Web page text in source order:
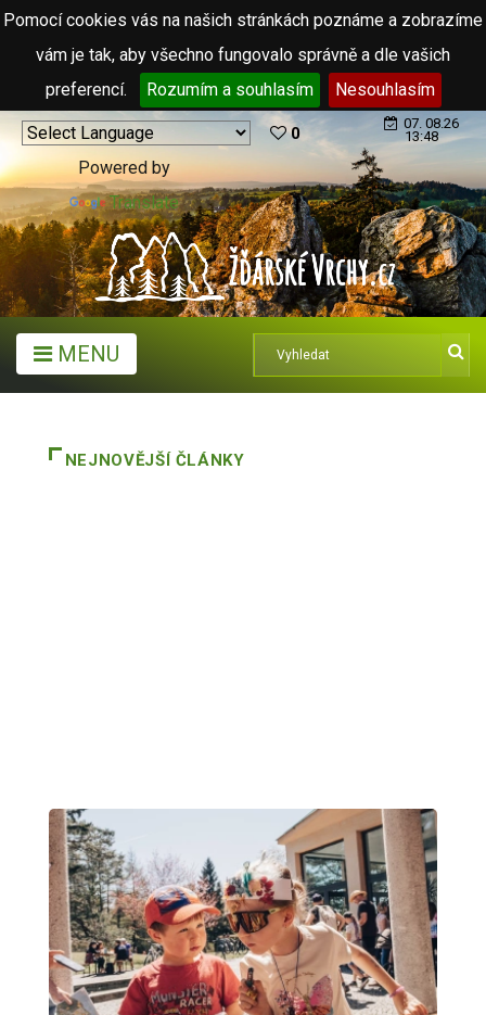
Pomocí cookies vás na našich stránkách poznáme a zobrazíme
vám je tak, aby všechno fungovalo správně a dle vašich
preferencí.
Rozumím a souhlasím Nesouhlasím
Powered by
Translate
0
07. 08.26
13:48
MENU
NEJNOVĚJŠÍ ČLÁNKY